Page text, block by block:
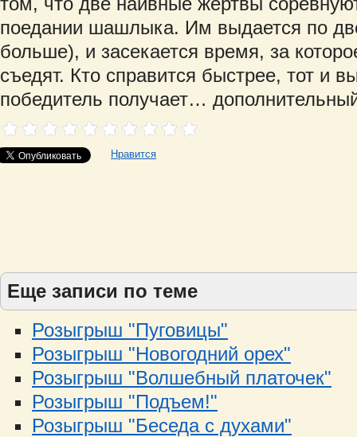
поедании шашлыка. Им выдается по
больше), и засекается время, за
съедят. Кто справится быстрее, тот и
победитель получает…
Нравится
Еще записи по теме
Розыгрыш "Пуговицы"
Розыгрыш "Новогодний орех"
Розыгрыш "Волшебный платочек"
Розыгрыш "Подъем!"
Розыгрыш "Беседа с духами"